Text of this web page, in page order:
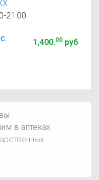
21:00
1,400.00руб
в аптеках